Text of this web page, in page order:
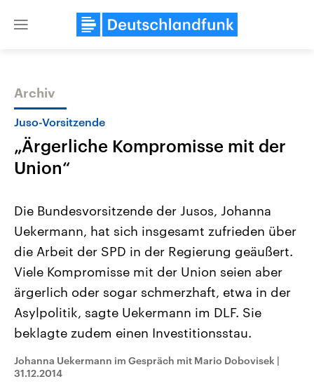
Close
Themen
Landtagswahl Sachsen-Anhalt
2026
Alle Informationen
Sachsen-Anhalt wählt am 6.
September 2026 einen neuen
Landtag. Seit 2021 wird das
Bundesland von einer Koalition aus
CDU, SPD und FDP regiert.-
Umfragen, Prognosen,
und Hintergründe zu den Parteien
und Kandidaten der anstehenden
Wahl.
USA
Aktuelle Beiträge,
Hintergründe
Wirtschaftlich und
gehören die Vereinigten
den mächtigsten Ländern
mit großem Einfluss auf
Sendungen Programm Podcasts
Archiv
Juso-Vorsitzende
„Ärgerliche Kompromisse mit der
Union“
Die Bundesvorsitzende der Jusos, Johanna
Uekermann, hat sich insgesamt zufrieden über
die Arbeit der SPD in der Regierung geäußert.
Viele Kompromisse mit der Union seien aber
ärgerlich oder sogar schmerzhaft, etwa in der
Asylpolitik, sagte Uekermann im DLF. Sie
beklagte zudem einen Investitionsstau.
Johanna Uekermann im Gespräch mit Mario Dobovisek |
31.12.2014